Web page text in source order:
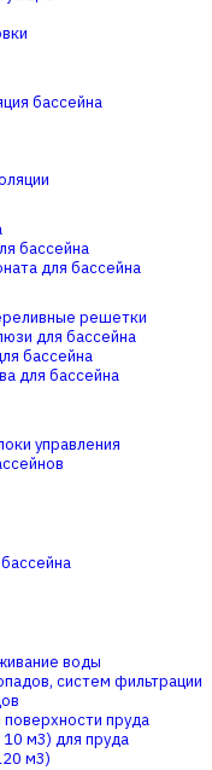
бассейна
бассейна
для бассейна
решетки
для бассейна
бассейна
для бассейна
управления
воды
систем фильтрации
пруда
м3) для пруда
м3)